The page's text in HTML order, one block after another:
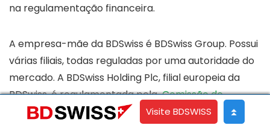
na regulamentação financeira.
A empresa-mãe da BDSwiss é BDSwiss Group. Possui
várias filiais, todas reguladas por uma autoridade do
mercado. A BDSwiss Holding Plc, filial europeia da
BDSwiss, é regulamentada pelaComissão de
Valores Mobiliários de Chipre(CySec) em Chipre
Visite BDSWISS ⏫